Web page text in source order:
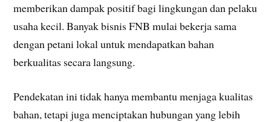
memberikan dampak positif bagi lingkungan dan pelaku
usaha kecil. Banyak bisnis FNB mulai bekerja sama
dengan petani lokal untuk mendapatkan bahan
berkualitas secara langsung.
Pendekatan ini tidak hanya membantu menjaga kualitas
bahan, tetapi juga menciptakan hubungan yang lebih